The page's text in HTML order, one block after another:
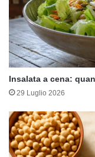
Insalata a cena:
29 Luglio 2026